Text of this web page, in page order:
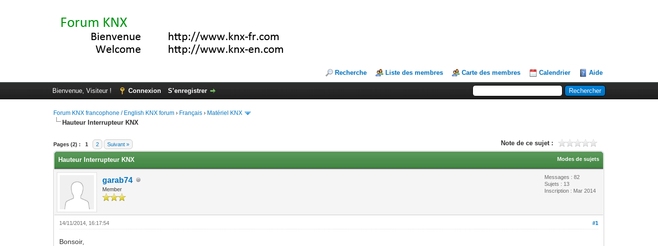
Recherche Liste des membres Carte des membres Calendrier Aide
Bienvenue, Visiteur ! Connexion S’enregistrer
Forum KNX francophone / English KNX forum › Français › Matériel KNX
Hauteur Interrupteur KNX
Pages (2) : 1 2 Suivant » Note de ce sujet :
Moyenne : 0 (0 vote(s))
1
2
3
4
5
Modes de sujets
Hauteur Interrupteur KNX
garab74
Member
Messages : 82
Sujets : 13
Inscription : Mar 2014
#1
14/11/2014, 16:17:54
Bonsoir,